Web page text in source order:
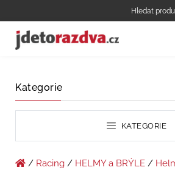
Kategorie
KATEGORIE
/ Racing / HELMY a BRÝLE /